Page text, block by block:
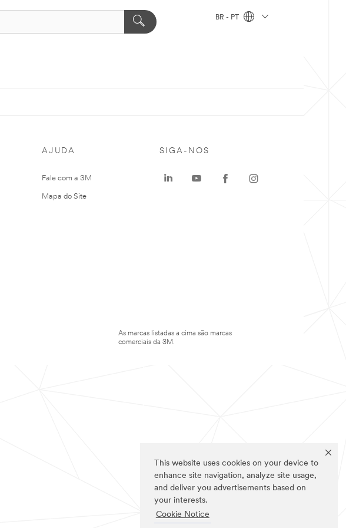
This website uses cookies on your device to
enhance site navigation, analyze site usage,
and deliver you advertisements based on
your interests.
Cookie Notice
BR - PT
AJUDA
Fale com a 3M
Mapa do Site
SIGA-NOS
As marcas listadas a cima são marcas
comerciais da 3M.